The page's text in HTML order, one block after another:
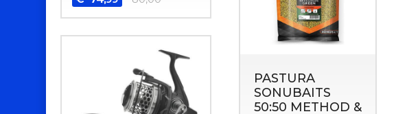
PASTURA
SONUBAITS
50:50 METHOD &